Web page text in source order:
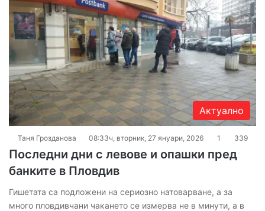
Актуално
Таня Грозданова 08:33ч, вторник, 27 януари, 2026 1 339
Последни дни с левове и опашки пред
банките в Пловдив
Гишетата са подложени на сериозно натоварване, а за
много пловдивчани чакането се измерва не в минути, а в